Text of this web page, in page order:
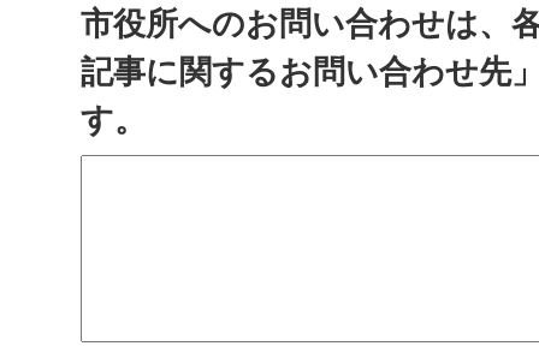
市役所へのお問い合わせは、
記事に関するお問い合わせ先
す。